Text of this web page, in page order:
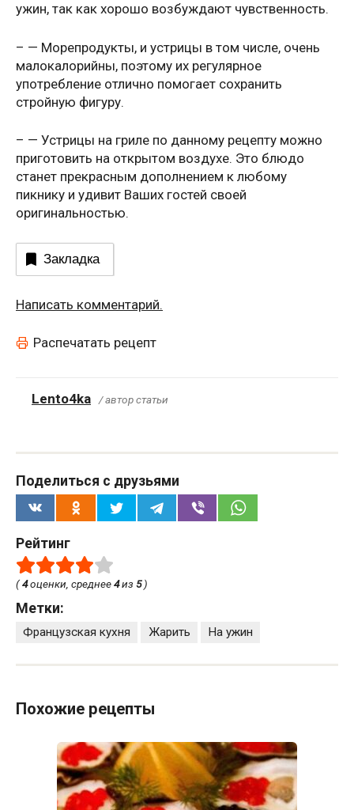
ужин, так как хорошо возбуждают чувственность.
– — Морепродукты, и устрицы в том числе, очень
малокалорийны, поэтому их регулярное
употребление отлично помогает сохранить
стройную фигуру.
– — Устрицы на гриле по данному рецепту можно
приготовить на открытом воздухе. Это блюдо
станет прекрасным дополнением к любому
пикнику и удивит Ваших гостей своей
оригинальностью.
Закладка
Написать комментарий.
Распечатать рецепт
Lento4ka / автор статьи
Поделиться с друзьями
Рейтинг
(4оценки, среднее4из 5)
Метки:
Французская кухня Жарить На ужин
Похожие рецепты